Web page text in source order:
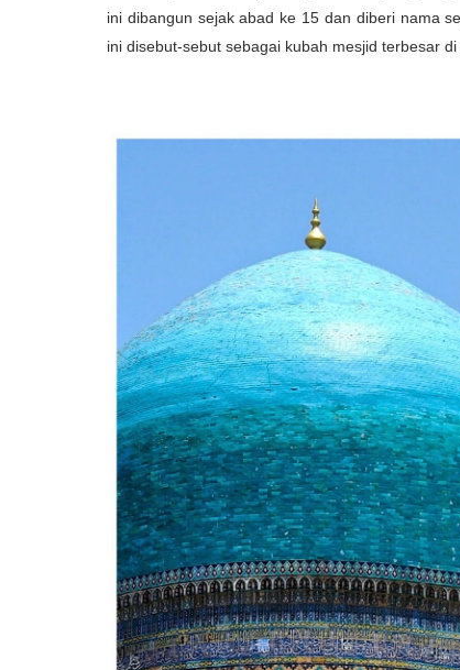
ini dibangun sejak abad ke 15 dan diberi nama
ini disebut-sebut sebagai kubah mesjid terbesar di